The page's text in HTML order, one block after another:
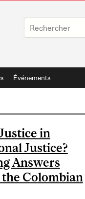
Événements
in
Justice?
Answers
Colombian